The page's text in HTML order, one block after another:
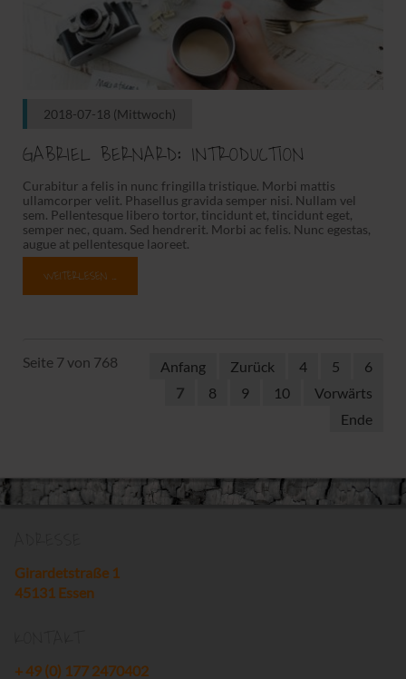
2018-07-18 (Mittwoch)
GABRIEL BERNARD: INTRODUCTION
Curabitur a felis in nunc fringilla tristique. Morbi mattis
ullamcorper velit. Phasellus gravida semper nisi. Nullam vel
sem. Pellentesque libero tortor, tincidunt et, tincidunt eget,
semper nec, quam. Sed hendrerit. Morbi ac felis. Nunc egestas,
augue at pellentesque laoreet.
WEITERLESEN …
Seite 7 von 768 Anfang Zurück 4 5
6
7
8 9 10
Vorwärts
Ende
Girardetstraße 1
45131 Essen
+ 49 (0) 177 2470402